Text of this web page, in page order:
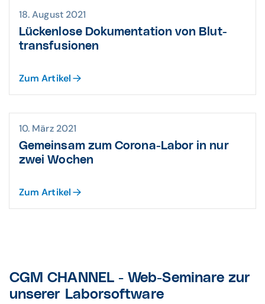
18. August 2021
Lückenlose Doku­mentation von Blut­
trans­fusionen
Zum Artikel
10. März 2021
Gemeinsam zum Corona-Labor in nur
zwei Wochen
Zum Artikel
CGM CHANNEL - Web-Seminare zur
unserer Laborsoftware